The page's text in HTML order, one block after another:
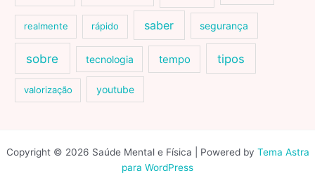
realmente rápido saber segurança
sobre tecnologia tempo tipos
valorização youtube
Copyright © 2026 Saúde Mental e Física | Powered by Tema Astra
para WordPress